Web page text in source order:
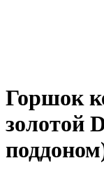
Горшок
золотой